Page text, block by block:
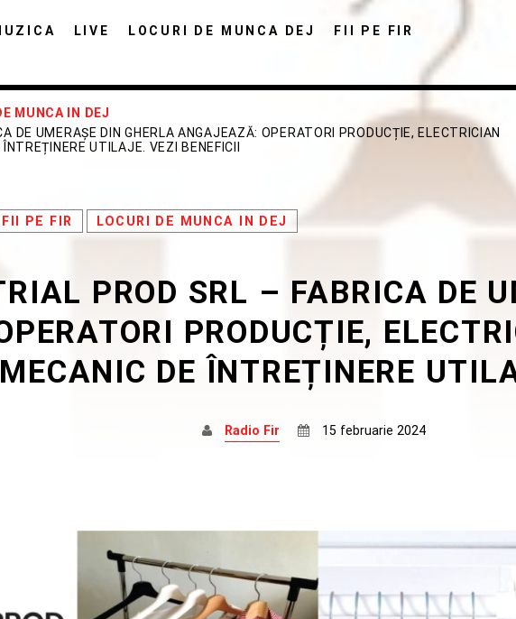
LIVE LOCURI DE MUNCA DEJ FII PE FIR
CAUTA IN SITE:
DISTRIBUIE PAGINA PE:
Twitter Facebook Pinterest
MUNCA IN DEJ
DE UMERAȘE DIN GHERLA ANGAJEAZĂ: OPERATORI PRODUCȚIE, ELECTRICIAN
UTILAJE. VEZI BENEFICII
FII PE FIR LOCURI DE MUNCA IN DEJ
PROD SRL – FABRICA DE
PRODUCȚIE,
DE ÎNTREȚINERE
Radio Fir 15 februarie 2024